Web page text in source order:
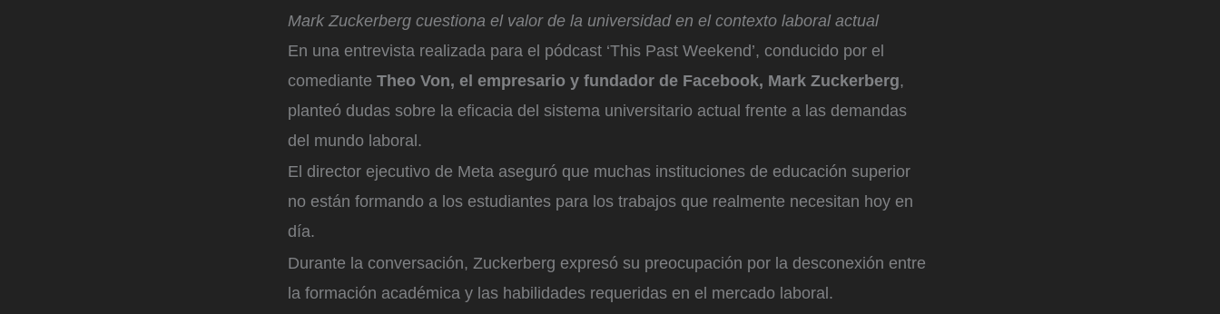
Mark Zuckerberg cuestiona el valor de la universidad en el contexto laboral actual
En una entrevista realizada para el pódcast ‘This Past Weekend’, conducido por el
comediante Theo Von, el empresario y fundador de Facebook, Mark Zuckerberg,
planteó dudas sobre la eficacia del sistema universitario actual frente a las demandas
del mundo laboral.
El director ejecutivo de Meta aseguró que muchas instituciones de educación superior
no están formando a los estudiantes para los trabajos que realmente necesitan hoy en
día.
Durante la conversación, Zuckerberg expresó su preocupación por la desconexión entre
la formación académica y las habilidades requeridas en el mercado laboral.